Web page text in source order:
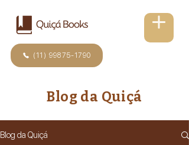
(11) 99875-1790
Blog da Quiçá
Blog da Quiçá